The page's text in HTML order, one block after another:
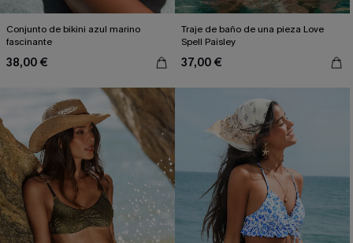
Conjunto de bikini azul marino
fascinante
38,00 €
Traje de baño de una pieza Love
Spell Paisley
37,00 €